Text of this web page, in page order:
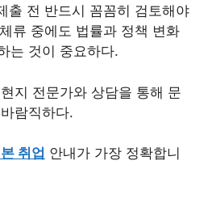
출 전 반드시 꼼꼼히 검토해야
류 중에도 법률과 정책 변화
는 것이 중요하다.
지 전문가와 상담을 통해 문
람직하다.
취업 안내가 가장 정확합니